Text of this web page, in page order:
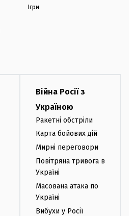
Ігри
Війна Росії з
Україною
Ракетні обстріли
Карта бойових дій
Мирні переговори
Повітряна тривога в
Україні
Масована атака по
Україні
Вибухи у Росії